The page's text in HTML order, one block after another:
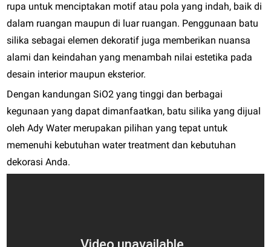
rupa untuk menciptakan motif atau pola yang indah, baik di
dalam ruangan maupun di luar ruangan. Penggunaan batu
silika sebagai elemen dekoratif juga memberikan nuansa
alami dan keindahan yang menambah nilai estetika pada
desain interior maupun eksterior.
Dengan kandungan SiO2 yang tinggi dan berbagai
kegunaan yang dapat dimanfaatkan, batu silika yang dijual
oleh Ady Water merupakan pilihan yang tepat untuk
memenuhi kebutuhan water treatment dan kebutuhan
dekorasi Anda.